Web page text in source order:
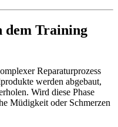
dem Training
Reparaturprozess
werden abgebaut,
Wird diese Phase
Müdigkeit oder Schmerzen